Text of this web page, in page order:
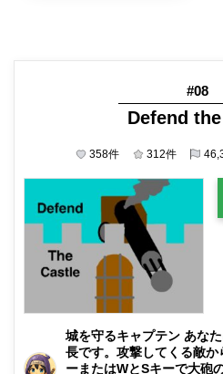
#08
Defend
358件 312件
城を守るキャプテン あな
長です。攻撃してくる敵
ーまたはWとSキーで大砲